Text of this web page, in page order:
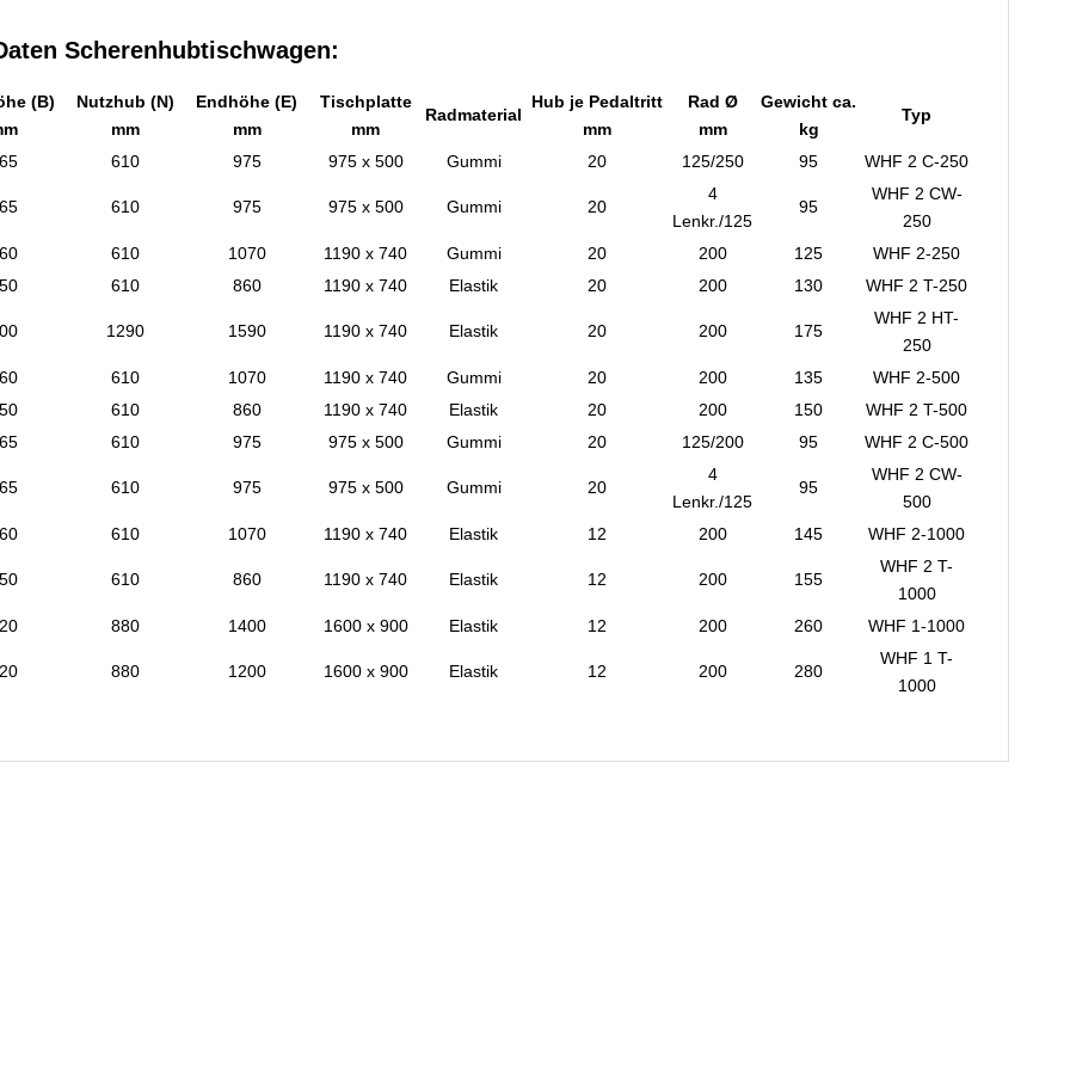
Scherenhubtischwagen:
(B)
Nutzhub (N)
mm
Endhöhe (E)
mm
Tischplatte
mm
Radmaterial
Hub je Pedaltritt
mm
Rad Ø
mm
Gewicht ca.
kg
Typ
610 975 975 x 500 Gummi 20 125/250 95 WHF 2 C-250
610 975 975 x 500 Gummi 20
4
Lenkr./125
95
WHF 2 CW-
250
610 1070 1190 x 740 Gummi 20 200 125
WHF 2-250
610 860 1190 x 740 Elastik 20 200 130 WHF 2 T-250
1290 1590 1190 x 740 Elastik 20 200 175
WHF 2 HT-
250
610 1070 1190 x 740 Gummi 20 200 135
WHF 2-500
610 860 1190 x 740 Elastik 20 200 150
WHF 2 T-500
610 975 975 x 500 Gummi 20 125/200 95 WHF 2 C-500
610 975 975 x 500 Gummi 20
4
Lenkr./125
95
WHF 2 CW-
500
610 1070 1190 x 740 Elastik 12 200 145 WHF 2-1000
610 860 1190 x 740 Elastik 12 200 155
WHF 2 T-
1000
880 1400 1600 x 900 Elastik 12 200 260 WHF 1-1000
880 1200 1600 x 900 Elastik 12 200 280
WHF 1 T-
1000